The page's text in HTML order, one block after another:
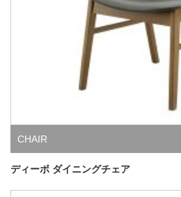
CHAIR
ディーボ ダイニングチェア